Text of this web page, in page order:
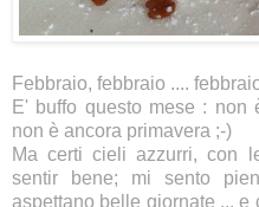
Febbraio, febbraio ....
E' buffo questo mese :
non è ancora primavera ;-)
Ma certi cieli azzurri, con
sentir bene; mi sento
aspettano belle giornate ...